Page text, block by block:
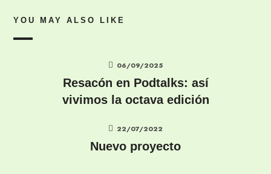
YOU MAY ALSO LIKE
06/09/2025
Resacón en Podtalks: así
vivimos la octava edición
22/07/2022
Nuevo proyecto